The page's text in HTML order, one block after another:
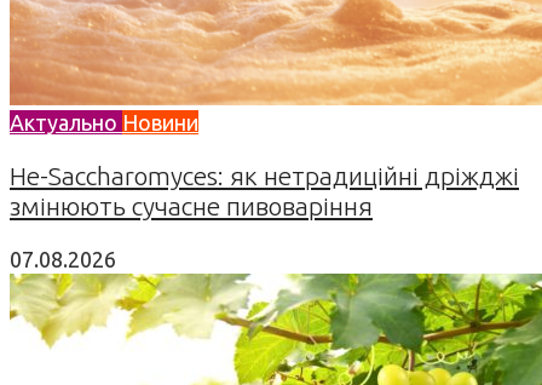
Актуально Новини
Не-Saccharomyces: як нетрадиційні дріжджі
змінюють сучасне пивоваріння
07.08.2026